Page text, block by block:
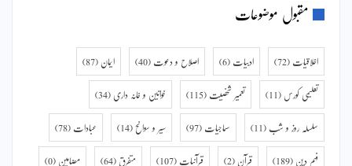
مقبول موضوعات
اخلاقیات (72) ادبیات (6) اصلاح و دعوت (40) ایمان (87)
تعلیمی کورس (11) تعمیر شخصیت (115) خواتین و خانہ داری (34)
سلسلہ روز و شب (11) سماجیات (97) سیر و سوانح (14) عبادات (78)
فہم دین (189) قرآن (2) قرآنیات (107) متفرق (64) مضامین (0)